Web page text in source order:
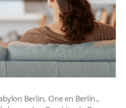
Berlin, Cine en Berlín.,